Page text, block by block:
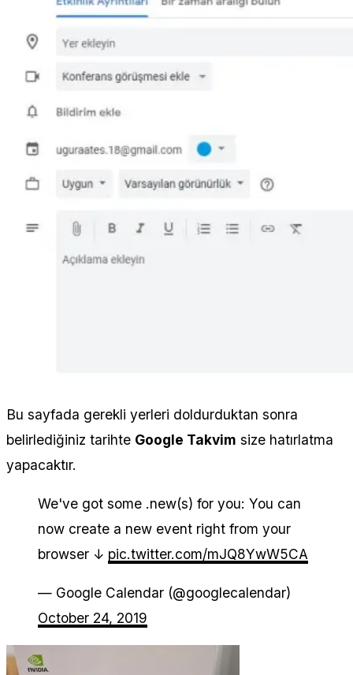
Bu sayfada gerekli yerleri doldurduktan sonra
belirlediğiniz tarihte Google Takvim size hatırlatma
yapacaktır.
We've got some .new(s) for you: You can
now create a new event right from your
browser ↓ pic.twitter.com/mJQ8YwW5CA
— Google Calendar (@googlecalendar)
October 24, 2019